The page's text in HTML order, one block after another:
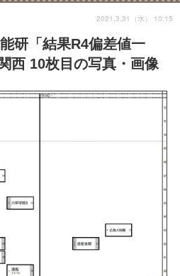
研「結果R4偏差値一
西 10枚目の写真・画像
2021.3.31（水） 10:15